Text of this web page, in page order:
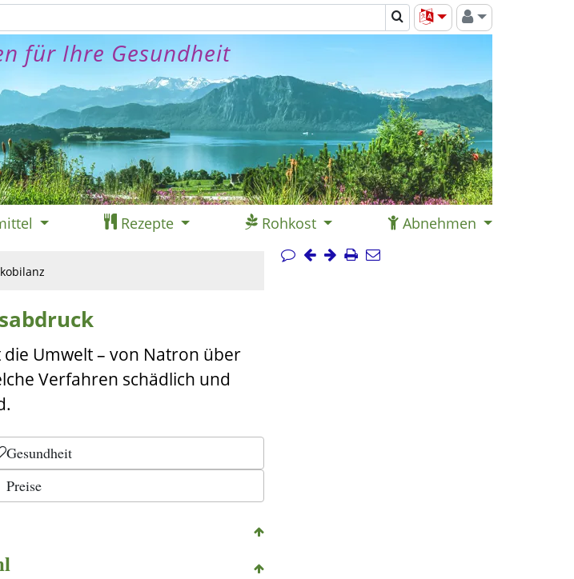
für Ihre Gesundheit
Rezepte Rohkost Abnehmen
Umwelt – von Natron über
Verfahren schädlich und
Gesundheit
Preise